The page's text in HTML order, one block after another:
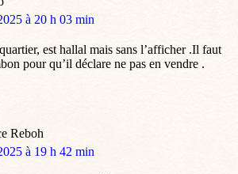
à 20 h 03 min
est hallal mais sans l’afficher .Il faut
pour qu’il déclare ne pas en vendre .
Reboh
à 19 h 42 min